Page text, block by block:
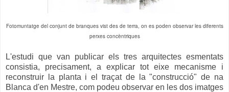
Fotomuntatge del conjunt de branques vist des de terra, on es poden observar les diferents
perxes concèntriques
L'estudi que van publicar els tres arquitectes esmentats
consistia, precisament, a explicar tot eixe mecanisme i
reconstruir la planta i el traçat de la "construcció" de na
Blanca d'en Mestre, com podeu observar en les dos imatges